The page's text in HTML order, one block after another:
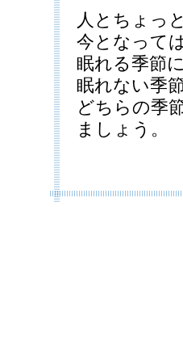
人とちょっ
今となって
眠れる季節
眠れない季
どちらの季
ましょう。